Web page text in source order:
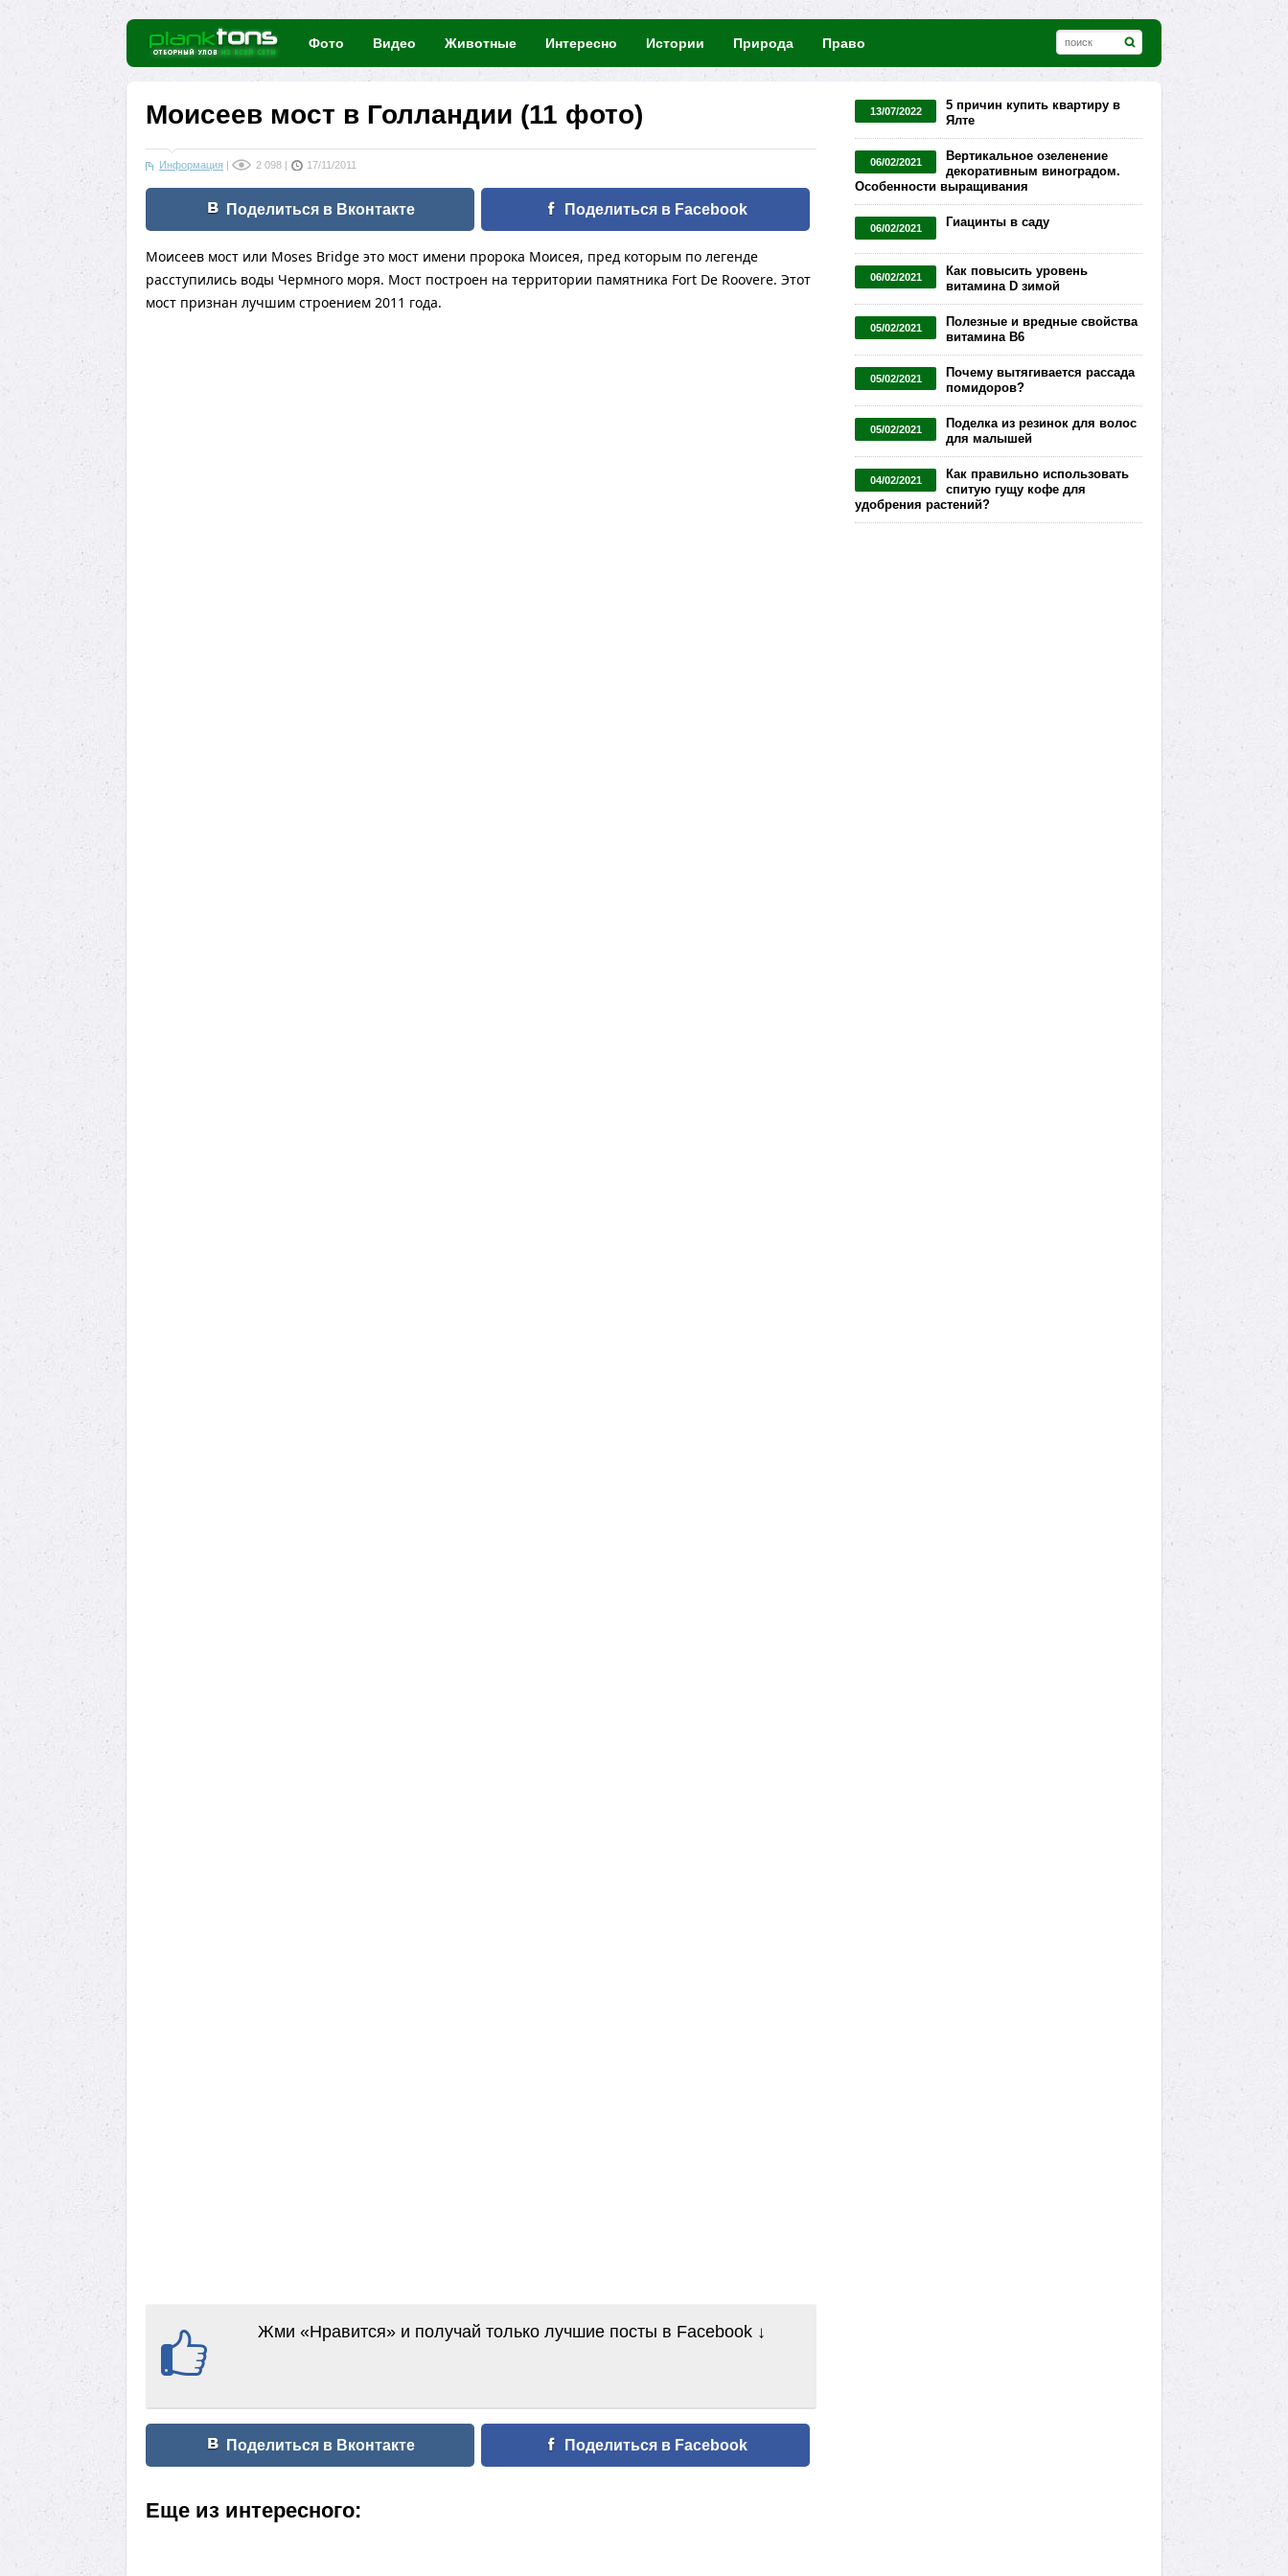
Фото Видео Животные Интересно Истории Природа Право
Моисеев мост в Голландии (11 фото)
Информация | 2 098 | 17/11/2011
Поделиться в Вконтакте Поделиться в Facebook
Моисеев мост или Moses Bridge это мост имени пророка Моисея, пред которым по легенде
расступились воды Чермного моря. Мост построен на территории памятника Fort De Roovere. Этот
мост признан лучшим строением 2011 года.
Жми «Нравится» и получай только лучшие посты в Facebook ↓
Поделиться в Вконтакте Поделиться в Facebook
13/07/2022
5 причин купить квартиру в
Ялте
06/02/2021
Вертикальное озеленение
декоративным виноградом.
Особенности выращивания
06/02/2021 Гиацинты в саду
06/02/2021
Как повысить уровень
витамина D зимой
05/02/2021
Полезные и вредные свойства
витамина В6
05/02/2021
Почему вытягивается рассада
помидоров?
05/02/2021
Поделка из резинок для волос
для малышей
04/02/2021
Как правильно использовать
спитую гущу кофе для
удобрения растений?
Еще из интересного: